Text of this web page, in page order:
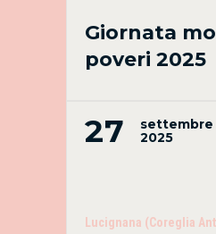
Giornata
poveri 2025
27
settembre
2025
Lucignana (Coreglia